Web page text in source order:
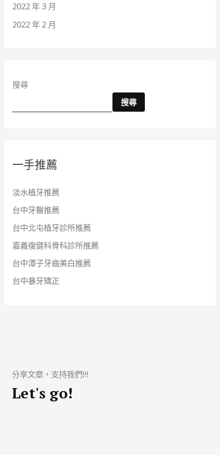
2022 年 3 月
2022 年 2 月
搜尋
搜尋
一手推薦
淡水植牙推薦
台中牙醫推薦
台中北屯植牙診所推薦
嘉義復健科骨科診所推薦
台中潭子牙齒美白推薦
台中暴牙矯正
分享文章，支持我們!!!
Let's go!